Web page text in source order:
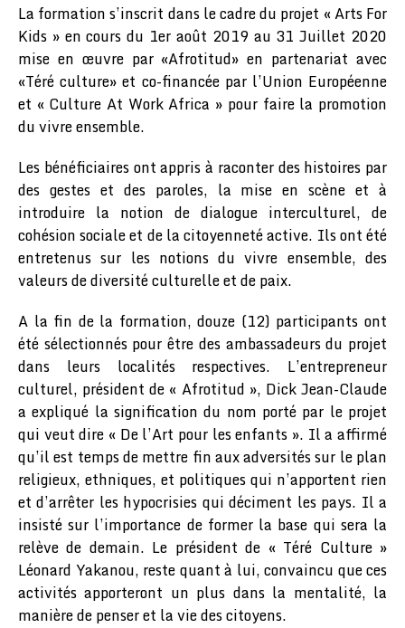
La formation s’inscrit dans le cadre du projet « Arts For
Kids » en cours du 1er août 2019 au 31 Juillet 2020
mise en œuvre par «Afrotitud» en partenariat avec
«Téré culture» et co-financée par l’Union Européenne
et « Culture At Work Africa » pour faire la promotion
du vivre ensemble.
Les bénéficiaires ont appris à raconter des histoires par
des gestes et des paroles, la mise en scène et à
introduire la notion de dialogue interculturel, de
cohésion sociale et de la citoyenneté active. Ils ont été
entretenus sur les notions du vivre ensemble, des
valeurs de diversité culturelle et de paix.
A la fin de la formation, douze (12) participants ont
été sélectionnés pour être des ambassadeurs du projet
dans leurs localités respectives. L’entrepreneur
culturel, président de « Afrotitud », Dick Jean-Claude
a expliqué la signification du nom porté par le projet
qui veut dire « De l’Art pour les enfants ». Il a affirmé
qu’il est temps de mettre fin aux adversités sur le plan
religieux, ethniques, et politiques qui n’apportent rien
et d’arrêter les hypocrisies qui déciment les pays. Il a
insisté sur l’importance de former la base qui sera la
relève de demain. Le président de « Téré Culture »
Léonard Yakanou, reste quant à lui, convaincu que ces
activités apporteront un plus dans la mentalité, la
manière de penser et la vie des citoyens.